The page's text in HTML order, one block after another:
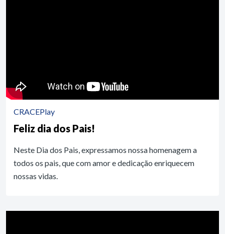
CRACEPlay
Feliz dia dos Pais!
Neste Dia dos Pais, expressamos nossa homenagem a
todos os pais, que com amor e dedicação enriquecem
nossas vidas.